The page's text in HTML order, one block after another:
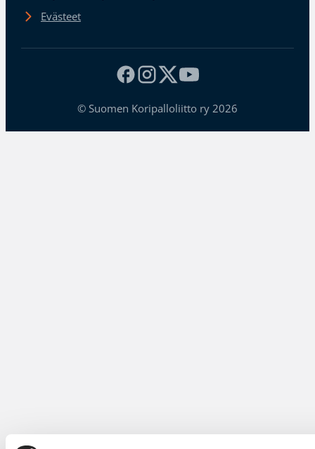
Evästeet
© Suomen Koripalloliitto ry 2026